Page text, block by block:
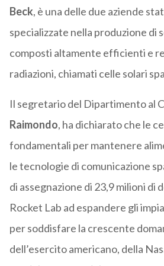
Beck, è una delle due aziende
specializzate nella produzione di
composti altamente efficienti e
radiazioni, chiamati celle solari
Il segretario del Dipartimento al
Raimondo, ha dichiarato che le
fondamentali per mantenere
le tecnologie di comunicazione
di assegnazione di 23,9 milioni di
Rocket Lab ad espandere gli
per soddisfare la crescente
dell’esercito americano, della